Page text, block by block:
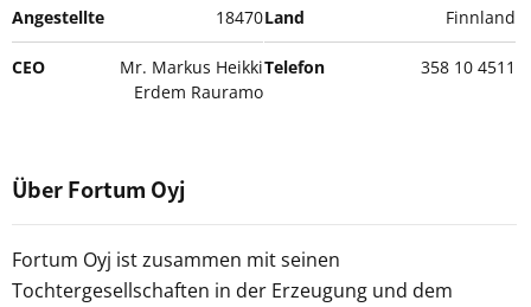
Angestellte 18470
CEO
Mr. Markus Heikki
Erdem Rauramo
Land Finnland
Telefon 358 10 4511
Über Fortum Oyj
Fortum Oyj ist zusammen mit seinen
Tochtergesellschaften in der Erzeugung und dem